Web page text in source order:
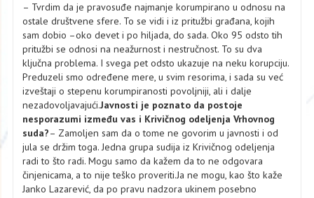
– Tvrdim da je pravosuđe najmanje korumpirano u odnosu na
ostale društvene sfere. To se vidi i iz pritužbi građana, kojih
sam dobio –oko devet i po hiljada, do sada. Oko 95 odsto tih
pritužbi se odnosi na neažurnost i nestručnost. To su dva
ključna problema. I svega pet odsto ukazuje na neku korupciju.
Preduzeli smo određene mere, u svim resorima, i sada su već
izveštaji o stepenu korumpiranosti povoljniji, ali i dalje
nezadovoljavajući.Javnosti je poznato da postoje
nesporazumi između vas i Krivičnog odeljenja Vrhovnog
suda?– Zamoljen sam da o tome ne govorim u javnosti i od
jula se držim toga. Jedna grupa sudija iz Krivičnog odeljenja
radi to što radi. Mogu samo da kažem da to ne odgovara
činjenicama, a to nije teško proveriti.Ja ne mogu, kao što kaže
Janko Lazarević, da po pravu nadzora ukinem posebno